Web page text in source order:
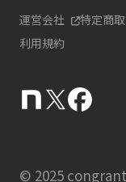
運営会社 特定商
利用規約
© 2025